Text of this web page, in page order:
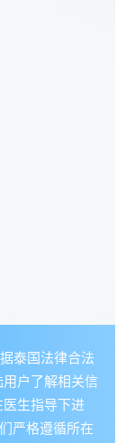
泰国法律合法
户了解相关信
生指导下进
严格遵循所在